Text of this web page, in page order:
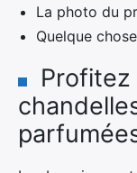
La photo du
Quelque
Profitez